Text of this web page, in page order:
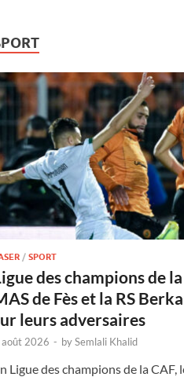
/SPORT
des champions de
de Fès et la RS
leurs adversaires
2026 - bySemlali Khalid
Ligue des champions de la CAF,